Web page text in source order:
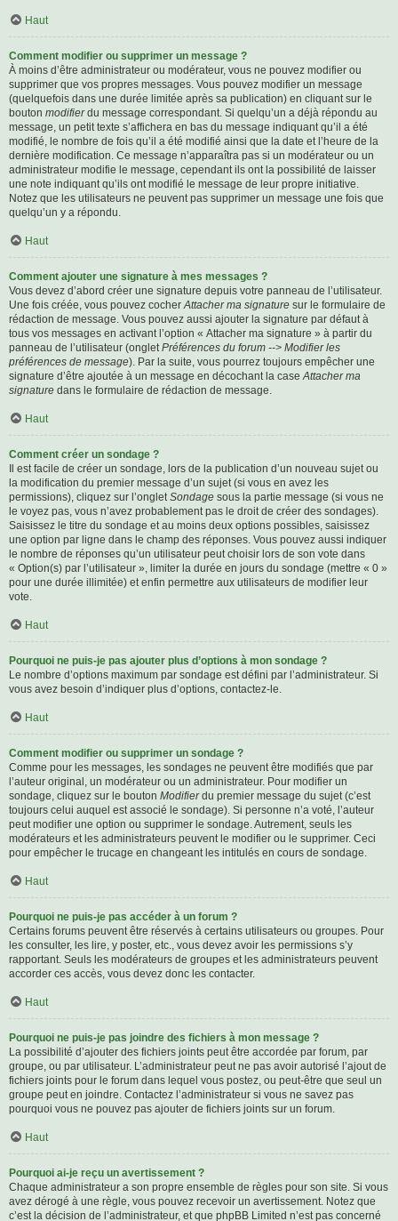
Haut
Comment modifier ou supprimer un message ?
À moins d’être administrateur ou modérateur, vous ne pouvez modifier ou
supprimer que vos propres messages. Vous pouvez modifier un message
(quelquefois dans une durée limitée après sa publication) en cliquant sur le
bouton modifierdu message correspondant. Si quelqu’un a déjà répondu au
message, un petit texte s’affichera en bas du message indiquant qu’il a été
modifié, le nombre de fois qu’il a été modifié ainsi que la date et l’heure de la
dernière modification. Ce message n’apparaîtra pas si un modérateur ou un
administrateur modifie le message, cependant ils ont la possibilité de laisser
une note indiquant qu’ils ont modifié le message de leur propre initiative.
Notez que les utilisateurs ne peuvent pas supprimer un message une fois que
quelqu’un y a répondu.
Haut
Comment ajouter une signature à mes messages ?
Vous devez d’abord créer une signature depuis votre panneau de l’utilisateur.
Une fois créée, vous pouvez cocherAttacher ma signature sur le formulaire de
rédaction de message. Vous pouvez aussi ajouter la signature par défaut à
tous vos messages en activant l’option « Attacher ma signature » à partir du
panneau de l’utilisateur (ongletPréférences du forum --> Modifier les
préférences de message). Par la suite, vous pourrez toujours empêcher une
signature d’être ajoutée à un message en décochant la caseAttacher ma
signature dans le formulaire de rédaction de message.
Haut
Comment créer un sondage ?
Il est facile de créer un sondage, lors de la publication d’un nouveau sujet ou
la modification du premier message d’un sujet (si vous en avez les
permissions), cliquez sur l’ongletSondage sous la partie message (si vous ne
le voyez pas, vous n’avez probablement pas le droit de créer des sondages).
Saisissez le titre du sondage et au moins deux options possibles, saisissez
une option par ligne dans le champ des réponses. Vous pouvez aussi indiquer
le nombre de réponses qu’un utilisateur peut choisir lors de son vote dans
« Option(s) par l’utilisateur », limiter la durée en jours du sondage (mettre « 0 »
pour une durée illimitée) et enfin permettre aux utilisateurs de modifier leur
vote.
Haut
Pourquoi ne puis-je pas ajouter plus d’options à mon sondage ?
Le nombre d’options maximum par sondage est défini par l’administrateur. Si
vous avez besoin d’indiquer plus d’options, contactez-le.
Haut
Comment modifier ou supprimer un sondage ?
Comme pour les messages, les sondages ne peuvent être modifiés que par
l’auteur original, un modérateur ou un administrateur. Pour modifier un
sondage, cliquez sur le bouton Modifierdu premier message du sujet (c’est
toujours celui auquel est associé le sondage). Si personne n’a voté, l’auteur
peut modifier une option ou supprimer le sondage. Autrement, seuls les
modérateurs et les administrateurs peuvent le modifier ou le supprimer. Ceci
pour empêcher le trucage en changeant les intitulés en cours de sondage.
Haut
Pourquoi ne puis-je pas accéder à un forum ?
Certains forums peuvent être réservés à certains utilisateurs ou groupes. Pour
les consulter, les lire, y poster, etc., vous devez avoir les permissions s’y
rapportant. Seuls les modérateurs de groupes et les administrateurs peuvent
accorder ces accès, vous devez donc les contacter.
Haut
Pourquoi ne puis-je pas joindre des fichiers à mon message ?
La possibilité d’ajouter des fichiers joints peut être accordée par forum, par
groupe, ou par utilisateur. L’administrateur peut ne pas avoir autorisé l’ajout de
fichiers joints pour le forum dans lequel vous postez, ou peut-être que seul un
groupe peut en joindre. Contactez l’administrateur si vous ne savez pas
pourquoi vous ne pouvez pas ajouter de fichiers joints sur un forum.
Haut
Pourquoi ai-je reçu un avertissement ?
Chaque administrateur a son propre ensemble de règles pour son site. Si vous
avez dérogé à une règle, vous pouvez recevoir un avertissement. Notez que
c’est la décision de l’administrateur, et que phpBB Limited n’est pas concerné